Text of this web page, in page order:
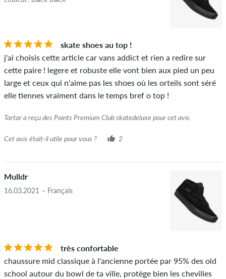
cet article, vous pouvez le voir grâce à l'encoche verte à côté
du nom avec les mots "achat vérifié". Pour ces personnes,
l'achat a été vérifié en fonction de leurs commandes. Pour les
avis sans encoche verte, nous ne pouvons pas garantir que la
personne possède réellement ou a possédé l'article.
skate shoes au top !
j'ai choisis cette article car vans addict et rien a redire sur
cette paire ! legere et robuste elle vont bien aux pied un peu
large et ceux qui n'aime pas les shoes où les orteils sont séré
elle tiennes vraiment dans le temps bref o top !
Tartar a reçu des Points Premium Club skatedeluxe pour cet avis.
Cet avis était-il utile pour vous ? 2
Mulldr
16.03.2021 – Français
très confortable
chaussure mid classique à l'ancienne portée par 95% des old
school autour du bowl de ta ville, protège bien les chevilles